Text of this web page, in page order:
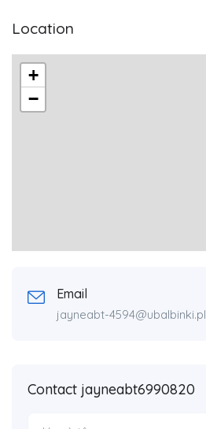
Location
+
−
Email
jayneabt-4594@ubalbinki.pl
Contact jayneabt6990820